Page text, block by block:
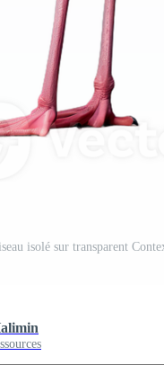
isolé sur transparent